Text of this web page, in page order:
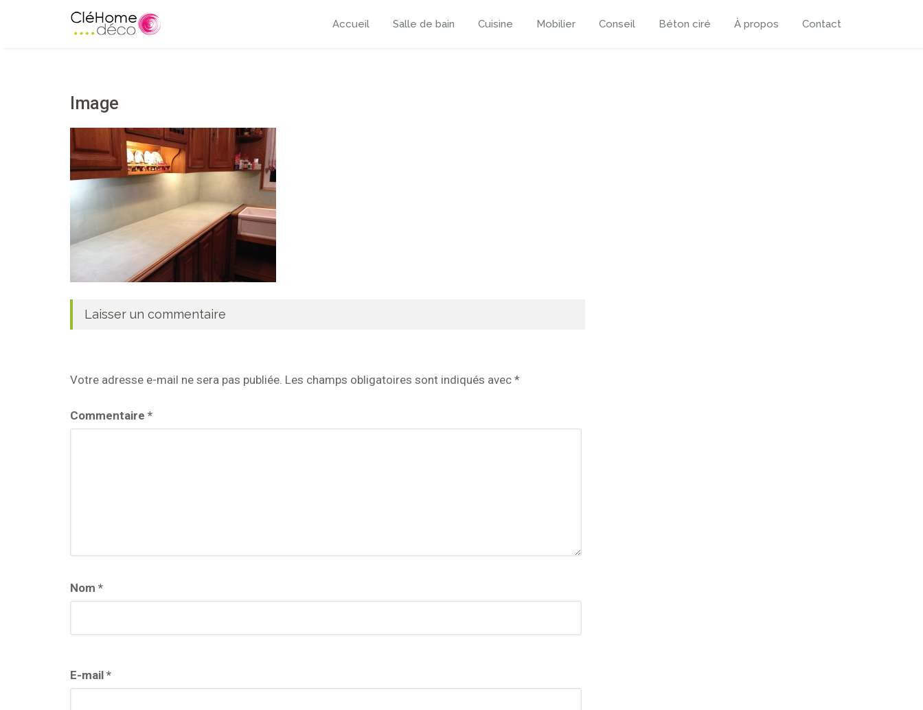
Accueil Salle de bain Cuisine Mobilier Conseil Béton ciré À propos Contact
Image
Laisser un commentaire
Votre adresse e-mail ne sera pas publiée. Les champs obligatoires sont indiqués avec *
Commentaire *
Nom *
E-mail *